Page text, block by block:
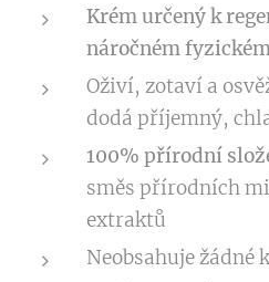
Krém určený k
náročném
Oživí, zotaví a
dodá příjemný,
100% přírodní
směs přírodních
extraktů
Neobsahuje